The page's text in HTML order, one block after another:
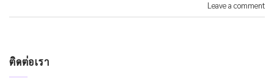
Leave a comment
ติดต่อเรา